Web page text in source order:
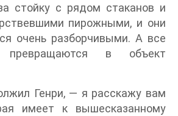
стойку с рядом стаканов и
пирожными, и они
очень разборчивыми. А все
в объект
Генри, — я расскажу вам
имеет к вышесказанному